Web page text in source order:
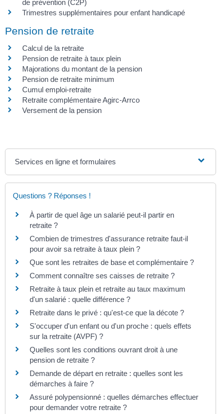
de prévention (C2P)
Trimestres supplémentaires pour enfant handicapé
Pension de retraite
Calcul de la retraite
Pension de retraite à taux plein
Majorations du montant de la pension
Pension de retraite minimum
Cumul emploi-retraite
Retraite complémentaire Agirc-Arrco
Versement de la pension
Services en ligne et formulaires
Questions ? Réponses !
À partir de quel âge un salarié peut-il partir en
retraite ?
Combien de trimestres d'assurance retraite faut-il
pour avoir sa retraite à taux plein ?
Que sont les retraites de base et complémentaire ?
Comment connaître ses caisses de retraite ?
Retraite à taux plein et retraite au taux maximum
d'un salarié : quelle différence ?
Retraite dans le privé : qu'est-ce que la décote ?
S'occuper d'un enfant ou d'un proche : quels effets
sur la retraite (AVPF) ?
Quelles sont les conditions ouvrant droit à une
pension de retraite ?
Demande de départ en retraite : quelles sont les
démarches à faire ?
Assuré polypensionné : quelles démarches effectuer
pour demander votre retraite ?